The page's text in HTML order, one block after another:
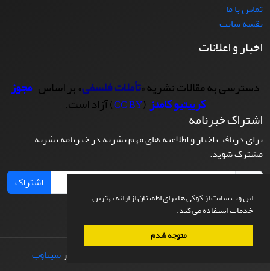
این وب سایت از کوکی ها برای اطمینان از ارائه بهترین
خدمات استفاده می کند.
متوجه شدم
تماس با ما
نقشه سایت
اخبار و اعلانات
دسترسی به مقالات نشریه «تأملات فلسفی» بر اساس مجوز
کرییتیو کامنز(
CC BY) آزاد است.
اشتراک خبرنامه
برای دریافت اخبار و اطلاعیه های مهم نشریه در خبرنامه نشریه
مشترک شوید.
اشتراک
طراحی و پیاده سازی از سیناوب